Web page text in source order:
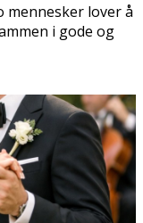
lover å
i gode og